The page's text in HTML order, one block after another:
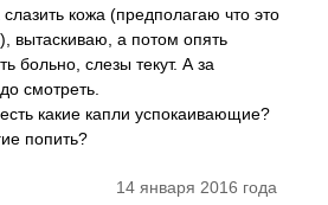
кожа (предполагаю что это
вытаскиваю, а потом опять
больно, слезы текут. А за
смотреть.
какие капли успокаивающие?
попить?
14 января 2016 года